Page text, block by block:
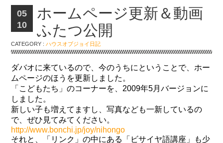
05
10
ホームページ更新＆動画
ふたつ公開
CATEGORY :ハウスオブジョイ日記
ダバオに来ているので、今のうちにということで、ホー
ムページのほうを更新しました。
「こどもたち」のコーナーを、2009年5月バージョンに
しました。
新しい子も増えてますし、写真なども一新しているの
で、ぜひ見てみてください。
http://www.bonchi.jp/joy/nihongo
それと、「リンク」の中にある「ビサイヤ語講座」も少